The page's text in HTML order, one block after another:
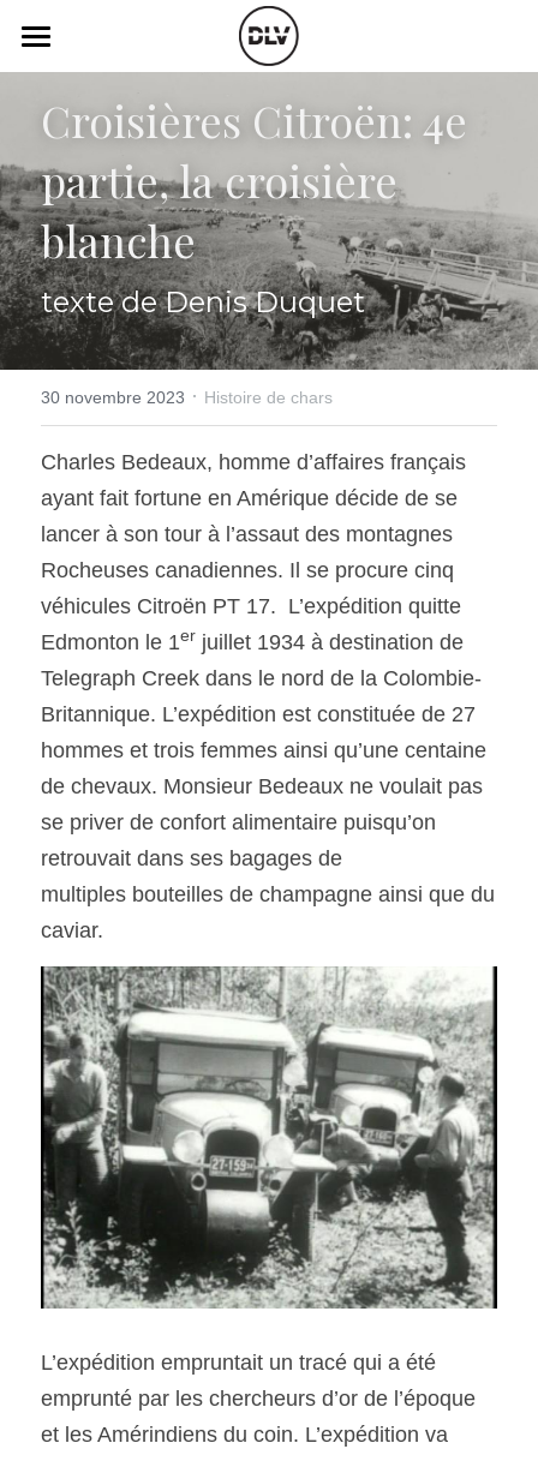
Actualité Auto
Électrique
Histoire de chars
Art Automobile
Essais Routier
Vidéo
Podcast
Radio FM
Télé RDS
Simulateur
Rechercher
SOUMISSION RAPIDE
ASSURANCE
Croisières Citroën: 4e
partie, la croisière
blanche
texte de Denis Duquet
30 novembre 2023 · Histoire de chars
Charles Bedeaux, homme d’affaires français
ayant fait fortune en Amérique décide de se
lancer à son tour à l’assaut des montagnes
Rocheuses canadiennes. Il se procure cinq
véhicules Citroën PT 17.  L’expédition quitte
Edmonton le 1er juillet 1934 à destination de
Telegraph Creek dans le nord de la Colombie-
Britannique. L’expédition est constituée de 27
hommes et trois femmes ainsi qu’une centaine
de chevaux. Monsieur Bedeaux ne voulait pas
se priver de confort alimentaire puisqu’on
retrouvait dans ses bagages de
multiples bouteilles de champagne ainsi que du
caviar.
L’expédition empruntait un tracé qui a été
emprunté par les chercheurs d’or de l’époque
et les Amérindiens du coin. L’expédition va
LES CATÉGORIES DE LA BOUTIQUE
Toutes les catégories